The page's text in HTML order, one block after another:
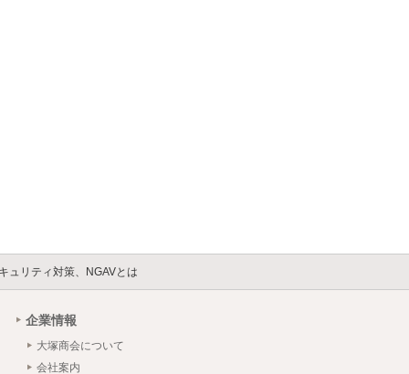
ュリティ対策、NGAVとは
企業情報
大塚商会について
会社案内